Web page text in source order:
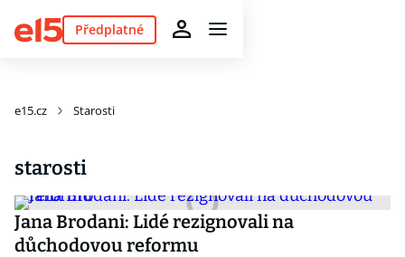
Předplatné
e15.cz Starosti
starosti
Jana Brodani: Lidé rezignovali na
důchodovou reformu